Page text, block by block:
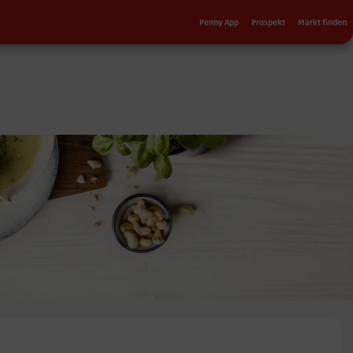
Sekundärnavigation
Penny App Prospekt Markt finden